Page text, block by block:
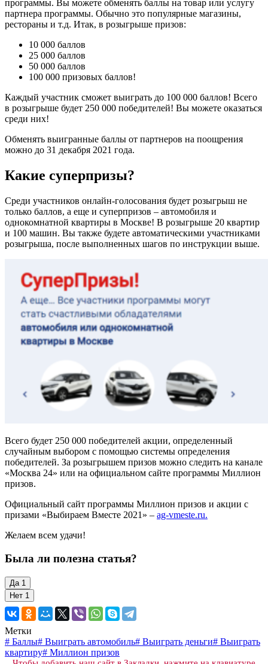
программы. Вы можете обменять баллы на товар или услугу
партнера программы. Обычно это популярные магазины,
рестораны и т.д. Итак, в розыгрыше призов:
10 000 баллов
25 000 баллов
50 000 баллов
100 000 призовых баллов!
Каждый участник сможет выиграть до 100 000 баллов! Всего
в розыгрыше будет 250 000 победителей! Вы можете оказаться
среди них!
Обменять выигранные баллы от партнеров на поощрения
можно до 31 декабря 2021 года.
Какие суперпризы?
Среди участников онлайн-голосования будет розыгрыш не
только баллов, а еще и суперпризов – автомобиля и
однокомнатной квартиры в Москве! В розыгрыше 20 квартир
и 100 машин. Вы также будете автоматическими участниками
розыгрыша, после выполненных шагов по инструкции выше.
Всего будет 250 000 победителей акции, определенный
случайным выбором с помощью системы определения
победителей. За розыгрышем призов можно следить на канале
«Москва 24» или на официальном сайте программы Миллион
призов.
Официальный сайт программы Миллион призов и акции с
призами «Выбираем Вместе 2021» – ag-vmeste.ru.
Желаем всем удачи!
Была ли полезна статья?
Да 1
Нет 1
Метки
# Баллы# Выиграть автомобиль# Выиграть деньги# Выиграть
квартиру# Миллион призов